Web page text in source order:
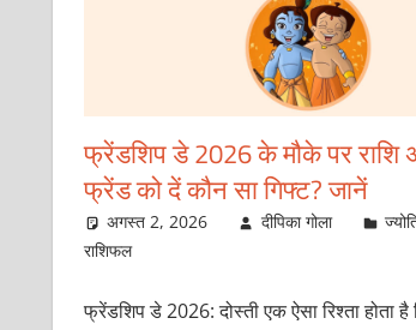
फ्रेंडशिप डे 2026 के मौके पर राशि
फ्रेंड को दें कौन सा गिफ्ट? जानें
अगस्त 2, 2026 दीपिका गोला
राशिफल
फ्रेंडशिप डे 2026: दोस्ती एक ऐसा रिश्ता होता